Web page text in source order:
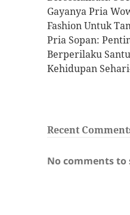
Gayanya Pria
Fashion Untuk
Pria Sopan:
Berperilaku
Kehidupan
Recent
No comments to